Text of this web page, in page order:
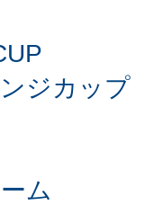
ジカップ
ム